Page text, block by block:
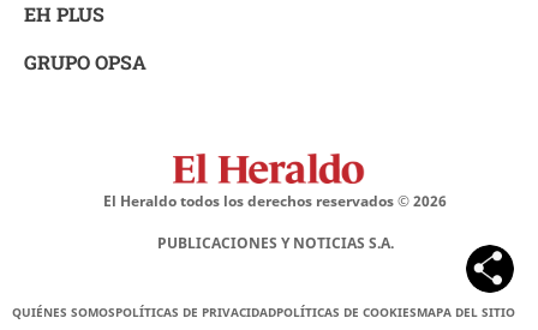
EH PLUS
GRUPO OPSA
El Heraldo todos los derechos reservados ©2026
PUBLICACIONES Y NOTICIAS S.A.
QUIÉNES SOMOSPOLÍTICAS DE PRIVACIDADPOLÍTICAS DE COOKIESMAPA DEL SITIO